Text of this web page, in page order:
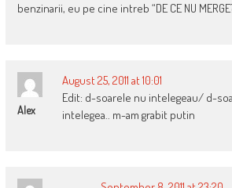
benzinarii, eu pe cine intreb “DE CE NU
Alex
August 25, 2011 at 10:01
Edit: d-soarele nu intelegeau/ d-
intelegea.. m-am grabit putin